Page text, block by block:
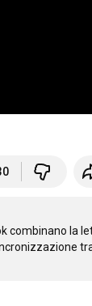
combinano la